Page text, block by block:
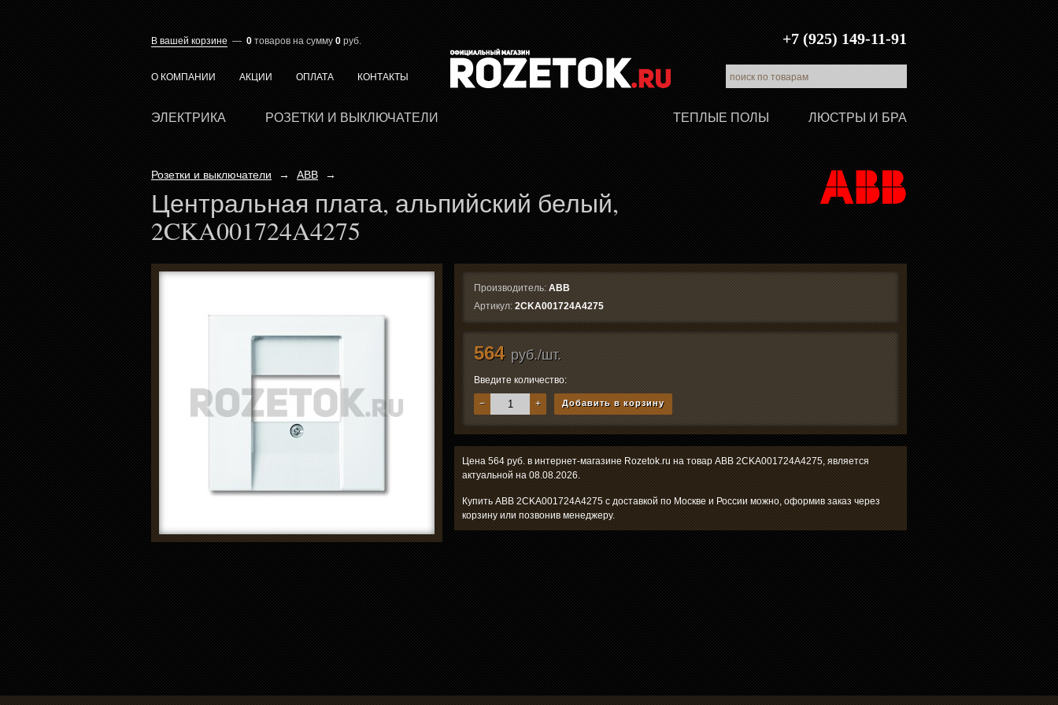
В вашей корзине — 0 товаров на сумму 0 руб. +7 (925) 149-11-91
О КОМПАНИИ АКЦИИ ОПЛАТА КОНТАКТЫ
ЭЛЕКТРИКА РОЗЕТКИ И ВЫКЛЮЧАТЕЛИ ЛЮСТРЫ И БРА
ТЕПЛЫЕ ПОЛЫ
Розетки и выключатели → ABB →
Центральная плата, альпийский белый,
2CKA001724A4275
Производитель: ABB
Артикул: 2CKA001724A4275
564 руб./шт.
Введите количество:
− + Добавить в корзину
Цена 564 руб. в интернет-магазине Rozetok.ru на товар ABB 2CKA001724A4275, является
актуальной на 08.08.2026.
Купить ABB 2CKA001724A4275 с доставкой по Москве и России можно, оформив заказ через
корзину или позвонив менеджеру.